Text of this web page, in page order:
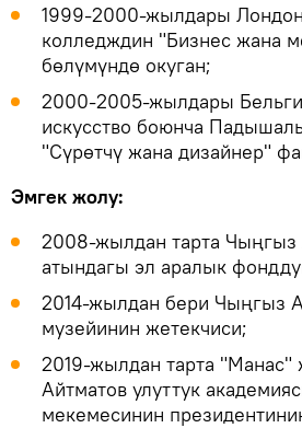
1999-2000-жылдары
колледждин "Бизнес жана
бөлүмүндө окуган;
2000-2005-жылдары
искусство боюнча
"Сүрөтчү жана дизайнер"
Эмгек жолу:
2008-жылдан тарта Чыңгыз
атындагы эл аралык
2014-жылдан бери Чыңгыз
музейинин жетекчиси;
2019-жылдан тарта
Айтматов улуттук
мекемесинин